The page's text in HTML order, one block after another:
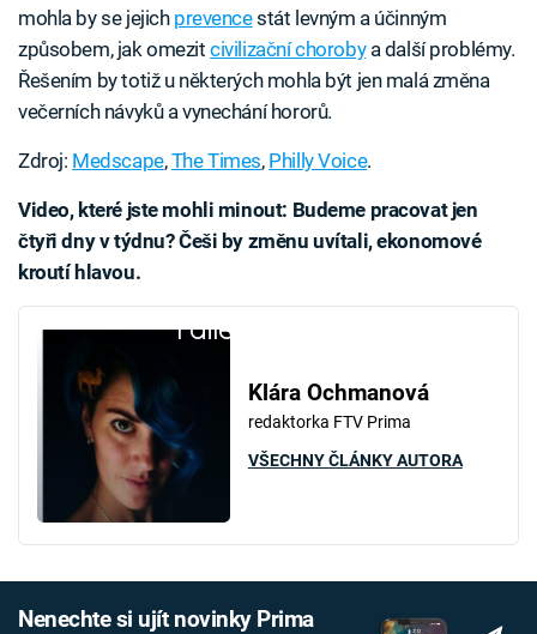
mohla by se jejich prevencestát levným a účinným
způsobem, jak omezitcivilizační chorobya další problémy.
Řešením by totiž u některých mohla být jen malá změna
večerních návyků a vynechání hororů.
Zdroj: Medscape,The Times, Philly Voice.
Video, které jste mohli minout: Budeme pracovat jen
čtyři dny v týdnu? Češi by změnu uvítali, ekonomové
kroutí hlavou.
Failed to fetch
Klára Ochmanová
redaktorka FTV Prima
VŠECHNY ČLÁNKY AUTORA
Nenechte si ujít novinky Prima